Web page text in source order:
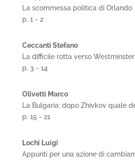
La scommessa politica di Orlando
p. 1 - 2
Ceccanti Stefano
La difficile rotta verso Westminster
p. 3 - 14
Olivetti Marco
La Bulgaria: dopo Zhivkov quale
p. 15 - 21
Lochi Luigi
Appunti per una azione di